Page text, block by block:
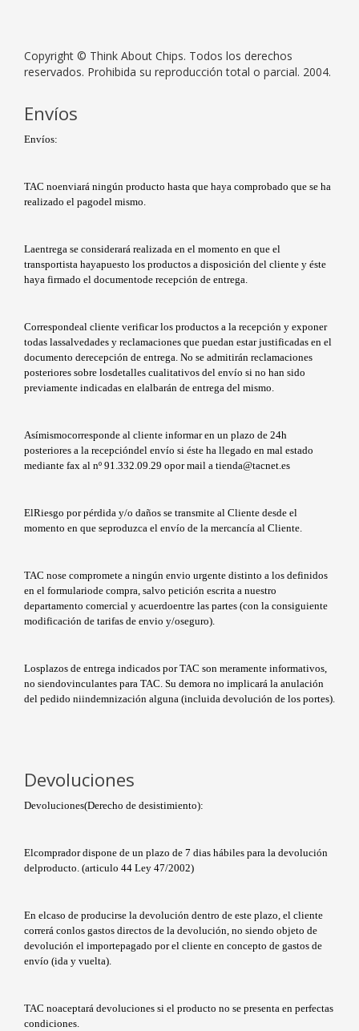
Copyright © Think About Chips. Todos los derechos
reservados. Prohibida su reproducción total o parcial. 2004.
Envíos
Envíos:
TAC noenviará ningún producto hasta que haya comprobado que se ha
realizado el pagodel mismo.
Laentrega se considerará realizada en el momento en que el
transportista hayapuesto los productos a disposición del cliente y éste
haya firmado el documentode recepción de entrega.
Correspondeal cliente verificar los productos a la recepción y exponer
todas lassalvedades y reclamaciones que puedan estar justificadas en el
documento derecepción de entrega. No se admitirán reclamaciones
posteriores sobre losdetalles cualitativos del envío si no han sido
previamente indicadas en elalbarán de entrega del mismo.
Asímismocorresponde al cliente informar en un plazo de 24h
posteriores a la recepcióndel envío si éste ha llegado en mal estado
mediante fax al nº 91.332.09.29 opor mail a tienda@tacnet.es
ElRiesgo por pérdida y/o daños se transmite al Cliente desde el
momento en que seproduzca el envío de la mercancía al Cliente.
TAC nose compromete a ningún envio urgente distinto a los definidos
en el formulariode compra, salvo petición escrita a nuestro
departamento comercial y acuerdoentre las partes (con la consiguiente
modificación de tarifas de envio y/oseguro).
Losplazos de entrega indicados por TAC son meramente informativos,
no siendovinculantes para TAC. Su demora no implicará la anulación
del pedido niindemnización alguna (incluida devolución de los portes).
Devoluciones
Devoluciones(Derecho de desistimiento):
Elcomprador dispone de un plazo de 7 dias hábiles para la devolución
delproducto. (articulo 44 Ley 47/2002)
En elcaso de producirse la devolución dentro de este plazo, el cliente
correrá conlos gastos directos de la devolución, no siendo objeto de
devolución el importepagado por el cliente en concepto de gastos de
envío (ida y vuelta).
TAC noaceptará devoluciones si el producto no se presenta en perfectas
condiciones.